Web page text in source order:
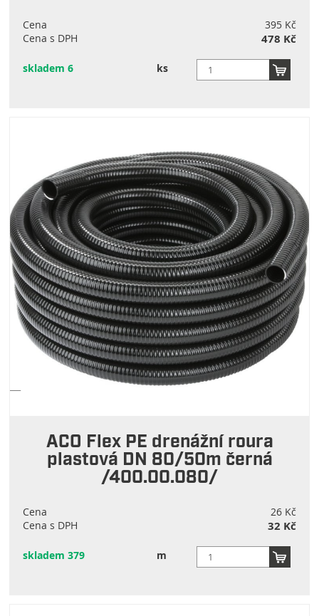
Cena
395 Kč
Cena s DPH
478 Kč
skladem 6 ks
ACO Flex PE drenážní roura
plastová DN 80/50m černá
/400.00.080/
Cena
26 Kč
Cena s DPH
32 Kč
skladem 379 m